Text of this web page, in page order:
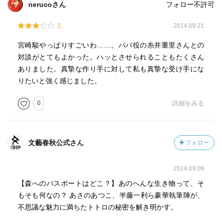
nerucoさん フォロー不許可
3 2014.09.21
宮崎駿やっぱりすごいわ……。パパ役の糸井重里さんとの
対談がとてもよかった。ハッとさせられることもたくさん
ありました。真摯な作り手に対して私も真摯な受け手にな
りたいと強く感じました。
0 詳細をみる
文藝春秋公式さん フォロー
2014.09.09
【森へのパスポートはどこ？】あのへんな生き物って、そ
もそも何なの？ あさのあつこ、半藤一利ら豪華執筆陣が、
不思議な魅力に満ちたトトロの秘密を解き明かす。